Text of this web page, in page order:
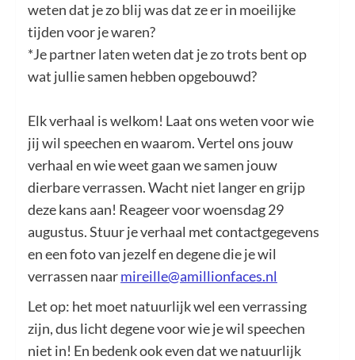
weten dat je zo blij was dat ze er in moeilijke
tijden voor je waren?
*Je partner laten weten dat je zo trots bent op
wat jullie samen hebben opgebouwd?
Elk verhaal is welkom! Laat ons weten voor wie
jij wil speechen en waarom. Vertel ons jouw
verhaal en wie weet gaan we samen jouw
dierbare verrassen. Wacht niet langer en grijp
deze kans aan! Reageer voor woensdag 29
augustus. Stuur je verhaal met contactgegevens
en een foto van jezelf en degene die je wil
verrassen naarmireille@amillionfaces.nl
Let op: het moet natuurlijk wel een verrassing
zijn, dus licht degene voor wie je wil speechen
niet in! En bedenk ook even dat we natuurlijk